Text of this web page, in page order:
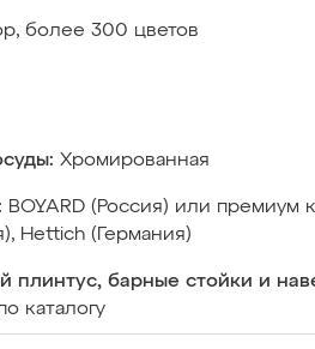
более 300 цветов
Хромированная
BOYARD (Россия) или премиум
Hettich (Германия)
плинтус, барные стойки и
каталогу